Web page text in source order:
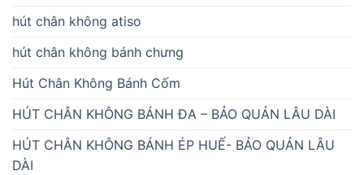
hút chân không atiso
hút chân không bánh chưng
Hút Chân Không Bánh Cốm
HÚT CHÂN KHÔNG BÁNH ĐA – BẢO QUẢN LÂU DÀI
HÚT CHÂN KHÔNG BÁNH ÉP HUẾ- BẢO QUẢN LÂU
DÀI